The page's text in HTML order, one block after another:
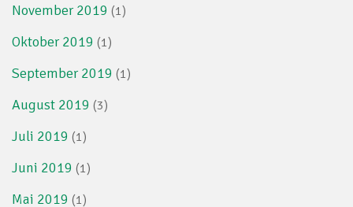
November 2019 (1)
Oktober 2019 (1)
September 2019 (1)
August 2019 (3)
Juli 2019 (1)
Juni 2019 (1)
Mai 2019 (1)